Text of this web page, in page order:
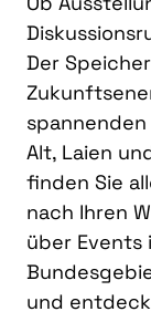
Der
Alt, Laien
finden Sie
nach Ihren
über Events
und